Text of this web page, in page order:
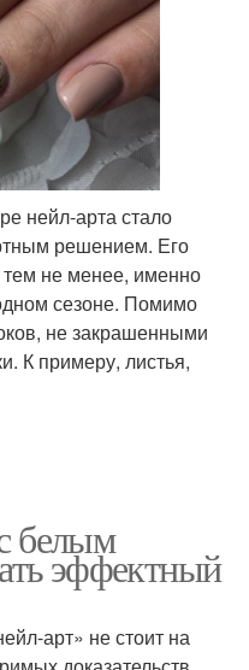
нейл-арта стало
решением. Его
не менее, именно
сезоне. Помимо
не закрашенными
К примеру, листья,
белым
эффектный
арт» не стоит на